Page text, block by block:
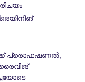
പ്രൊഫഷണൽ,